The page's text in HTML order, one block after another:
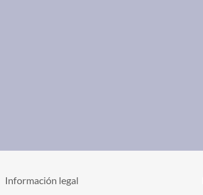
Información legal